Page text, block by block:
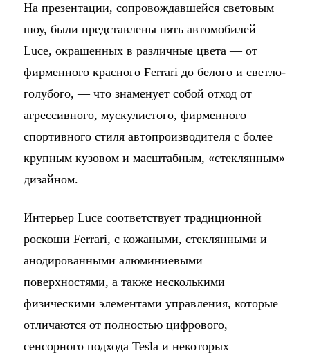
На презентации, сопровождавшейся световым
шоу, были представлены пять автомобилей
Luce, окрашенных в различные цвета — от
фирменного красного Ferrari до белого и светло-
голубого, — что знаменует собой отход от
агрессивного, мускулистого, фирменного
спортивного стиля автопроизводителя с более
крупным кузовом и масштабным, «стеклянным»
дизайном.
Интерьер Luce соответствует традиционной
роскоши Ferrari, с кожаными, стеклянными и
анодированными алюминиевыми
поверхностями, а также несколькими
физическими элементами управления, которые
отличаются от полностью цифрового,
сенсорного подхода Tesla и некоторых